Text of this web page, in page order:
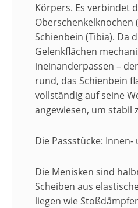
Körpers. Es verbindet
Oberschenkelknochen
Schienbein (Tibia). Da
Gelenkflächen
ineinanderpassen –
rund, das Schienbein
vollständig auf seine
angewiesen, um stabil
​Die Passstücke:
​Die Menisken sind
Scheiben aus
liegen wie